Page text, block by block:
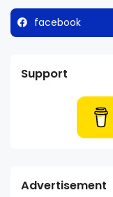
facebook
Support
Advertisement